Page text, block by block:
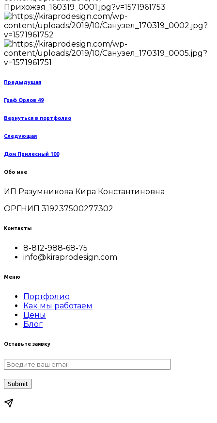
Предыдущая
Граф Орлов 49
Вернуться в портфолио
Следующая
Дом Прилесный 100
Обо мне
ИП Разумникова Кира Константиновна
ОРГНИП 319237500277302
Контакты
8-812-988-68-75
info@kiraprodesign.com
Меню
Портфолио
Как мы работаем
Цены
Блог
Оставьте заявку